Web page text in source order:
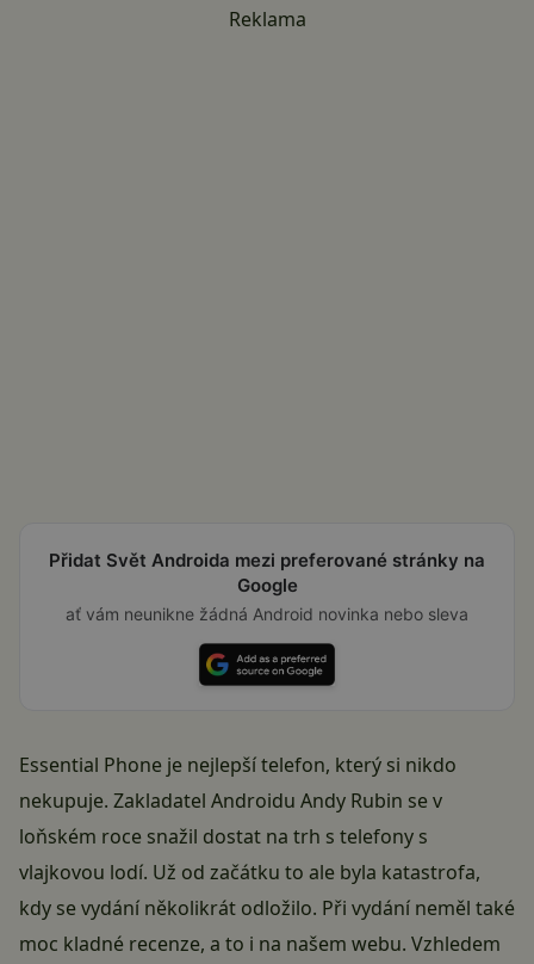
Reklama
Přidat Svět Androida mezi preferované stránky na
Google
ať vám neunikne žádná Android novinka nebo sleva
Essential Phone je nejlepší telefon, který si nikdo
nekupuje. Zakladatel Androidu Andy Rubin se v
loňském roce snažil dostat na trh s telefony s
vlajkovou lodí. Už od začátku to ale byla katastrofa,
kdy se vydání několikrát odložilo. Při vydání neměl také
moc kladné recenze, a to i na našem webu. Vzhledem